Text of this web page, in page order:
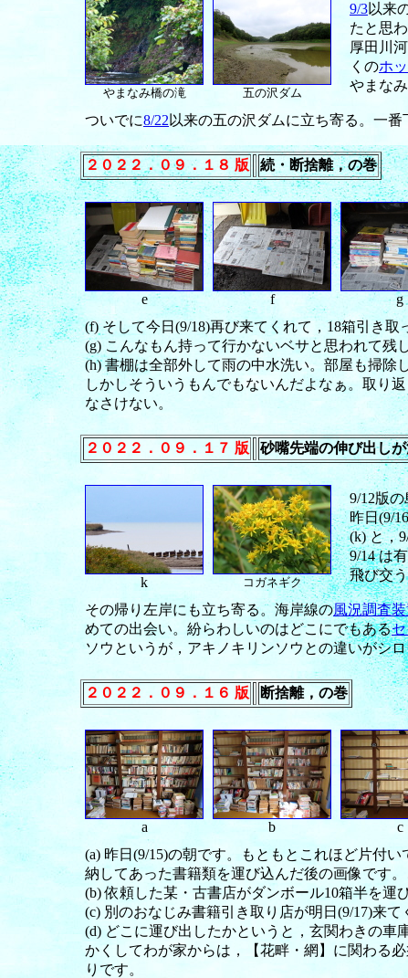
やまなみ橋の滝 五の沢ダム
9/3以来
たと思
厚田川
くのホ
やまな
ついでに8/22 以来の五の沢ダムに立ち寄る。一番
２０２２．０９．１８ 版 続・断捨離，の巻
e f g
(f) そして今日(9/18)再び来てくれて，18箱引き取
(g) こんなもん持って行かないベサと思われて
(h) 書棚は全部外して雨の中水洗い。部屋も掃除
しかしそういうもんでもないんだよなぁ。取り
なさけない。
２０２２．０９．１７ 版 砂嘴先端の伸び出し
k コガネギク
9/12版
昨日(9/
(k) と，
9/14 は
飛び交
その帰り左岸にも立ち寄る。海岸線の風況調査
めての出会い。紛らわしいのはどこにでもある
ソウというが，アキノキリンソウとの違いがシ
２０２２．０９．１６ 版 断捨離，の巻
a b c
(a) 昨日(9/15)の朝です。もともとこれほど片付
納してあった書籍類を運び込んだ後の画像です
(b) 依頼した某・古書店がダンボール10箱半を運
(c) 別のおなじみ書籍引き取り店が明日(9/17)来
(d) どこに運び出したかというと，玄関わきの車
かくしてわが家からは，【花畔・網】に関わる
りです。